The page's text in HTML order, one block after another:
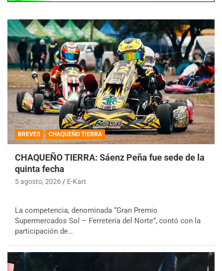
BREVES CHAQUEÑO TIERRA
CHAQUEÑO TIERRA: Sáenz Peña fue sede de la
quinta fecha
5 agosto, 2026 E-Kart
La competencia, denominada “Gran Premio
Supermercados Sol – Ferretería del Norte”, contó con la
participación de…